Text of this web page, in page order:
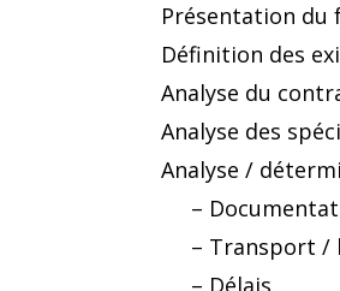
Présentation du
Définition des
Analyse du
Analyse des
Analyse /
–
– Transport /
– Délais